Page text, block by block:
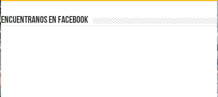
Encuentranos en Facebook